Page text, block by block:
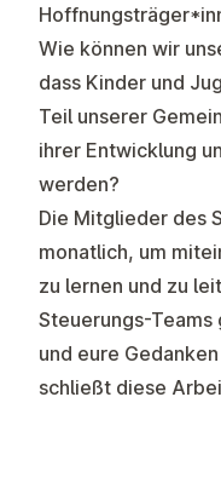
Wie können wir
dass Kinder und
Teil unserer
ihrer Entwicklung
werden?
Die Mitglieder des
monatlich, um
zu lernen und zu
Steuerungs-Teams
und eure
schließt diese